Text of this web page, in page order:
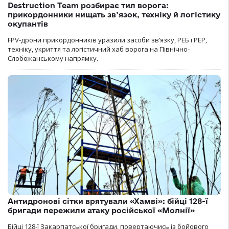
Destruction Team розбирає тил ворога:
прикордонники нищать зв’язок, техніку й логістику
окупантів
FPV-дрони прикордонників уразили засоби зв’язку, РЕБ і РЕР,
техніку, укриття та логістичний хаб ворога на Північно-
Слобожанському напрямку.
Антидронові сітки врятували «Хамві»: бійці 128-ї
бригади пережили атаку російської «Молнії»
Бійці 128-ї Закарпатської бригади, повертаючись із бойового